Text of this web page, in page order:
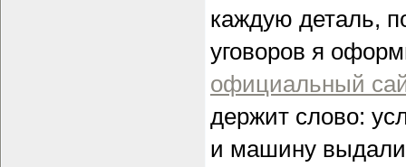
каждую деталь,
уговоров я
официальный
держит слово:
и машину выдали